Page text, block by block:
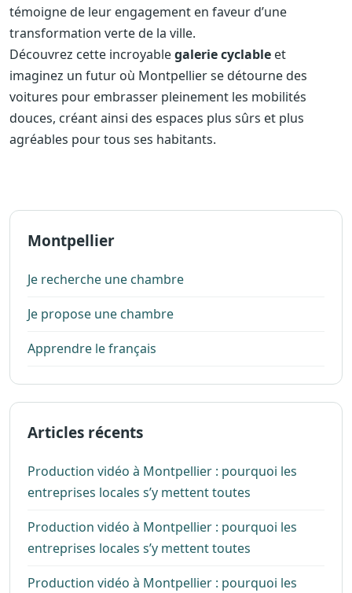
témoigne de leur engagement en faveur d’une
transformation verte de la ville.
Découvrez cette incroyablegalerie cyclable et
imaginez un futur où Montpellier se détourne des
voitures pour embrasser pleinement les mobilités
douces, créant ainsi des espaces plus sûrs et plus
agréables pour tous ses habitants.
Montpellier
Je recherche une chambre
Je propose une chambre
Apprendre le français
Articles récents
Production vidéo à Montpellier : pourquoi les
entreprises locales s’y mettent toutes
Production vidéo à Montpellier : pourquoi les
entreprises locales s’y mettent toutes
Production vidéo à Montpellier : pourquoi les